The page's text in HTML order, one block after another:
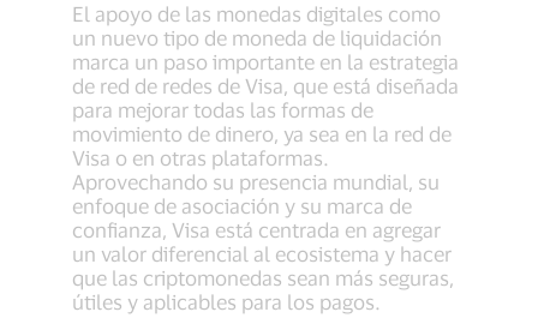
El apoyo de las monedas digitales como
un nuevo tipo de moneda de liquidación
marca un paso importante en la estrategia
de red de redes de Visa, que está diseñada
para mejorar todas las formas de
movimiento de dinero, ya sea en la red de
Visa o en otras plataformas.
Aprovechando su presencia mundial, su
enfoque de asociación y su marca de
confianza, Visa está centrada en agregar
un valor diferencial al ecosistema y hacer
que las criptomonedas sean más seguras,
útiles y aplicables para los pagos.